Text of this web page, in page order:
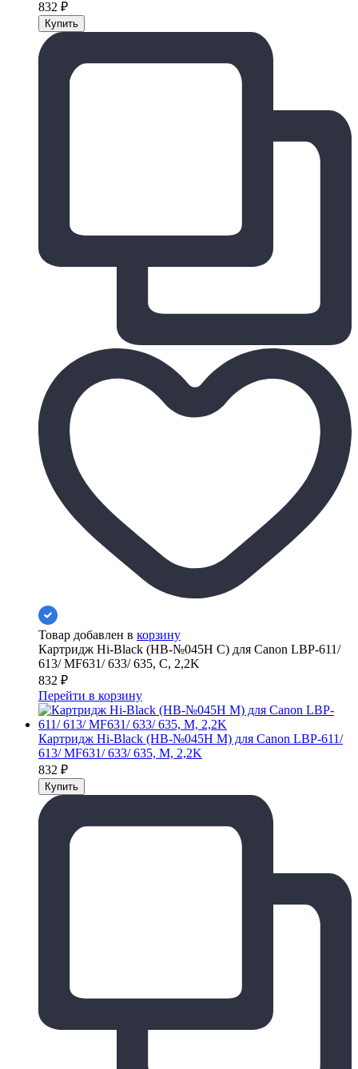
832 ₽
Товар добавлен в корзину
Картридж Hi-Black (HB-№045H C) для Canon LBP-611/
613/ MF631/ 633/ 635, C, 2,2K
832 ₽
Перейти в корзину
Картридж Hi-Black (HB-№045H M) для Canon LBP-611/
613/ MF631/ 633/ 635, M, 2,2K
832 ₽